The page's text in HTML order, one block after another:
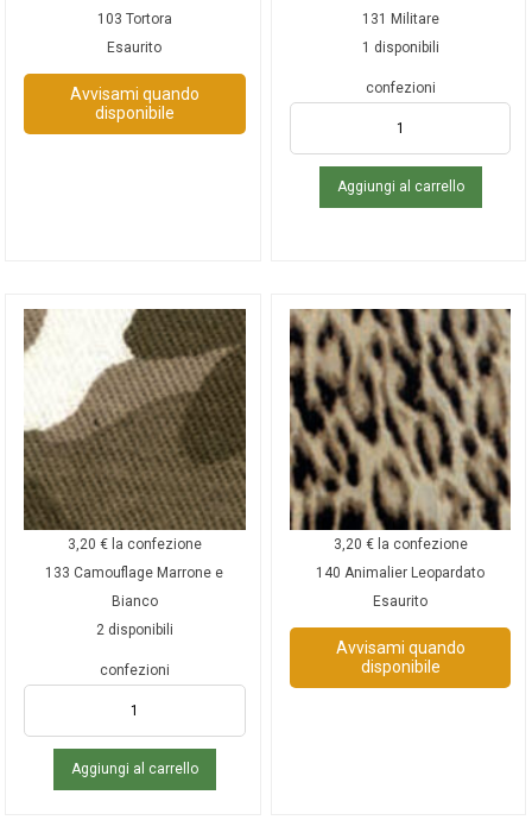
103 Tortora
Esaurito
Avvisami quando
disponibile
131 Militare
1 disponibili
confezioni
Aggiungi al carrello
3,20 € la confezione
133 Camouflage Marrone e
Bianco
2 disponibili
confezioni
Aggiungi al carrello
3,20 € la confezione
140 Animalier Leopardato
Esaurito
Avvisami quando
disponibile